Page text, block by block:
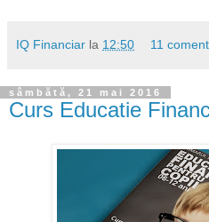
IQ Financiar la 12:50 11
sâmbătă, 21 mai 2016
Curs Educatie